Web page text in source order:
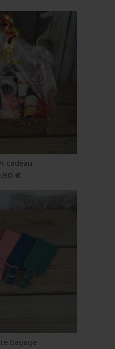
AU PANIER
cadeau
€
OPTIONS
bagage